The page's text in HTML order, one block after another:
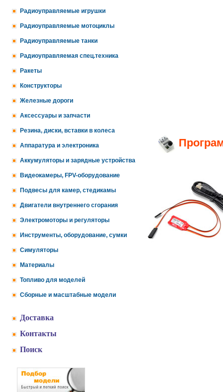
Радиоуправляемые игрушки
Радиоуправляемые мотоциклы
Радиоуправляемые танки
Радиоуправляемая спец.техника
Ракеты
Конструкторы
Железные дороги
Аксессуары и запчасти
Резина, диски, вставки в колеса
Аппаратура и электроника
Аккумуляторы и зарядные устройства
Видеокамеры, FPV-оборудование
Подвесы для камер, стедикамы
Двигатели внутреннего сгорания
Электромоторы и регуляторы
Инструменты, оборудование, сумки
Симуляторы
Материалы
Топливо для моделей
Сборные и масштабные модели
Доставка
Контакты
Поиск